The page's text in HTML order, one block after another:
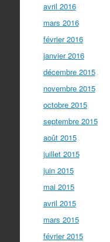
avril 2016
mars 2016
février 2016
janvier 2016
décembre 2015
novembre 2015
octobre 2015
septembre 2015
août 2015
juillet 2015
juin 2015
mai 2015
avril 2015
mars 2015
février 2015